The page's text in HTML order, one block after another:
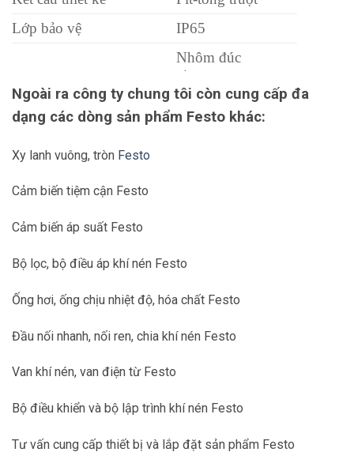
Lớp bảo vệ
IP65
Nhà ở vật liệu
Nhôm đúc
đồng thau
POM
PPS
Ngoài ra công ty chung tôi còn cung cấp đa
dạng các dòng sản phẩm Festo khác:
Xy lanh vuông, tròn Festo
Cảm biến tiệm cận Festo
Cảm biến áp suất Festo
Bộ lọc, bộ điều áp khí nén Festo
Ống hơi, ống chịu nhiệt độ, hóa chất Festo
Đầu nối nhanh, nối ren, chia khí nén Festo
Van khí nén, van điện từ Festo
Bộ điều khiển và bộ lập trình khí nén Festo
Tư vấn cung cấp thiết bị và lắp đặt sản phẩm Festo